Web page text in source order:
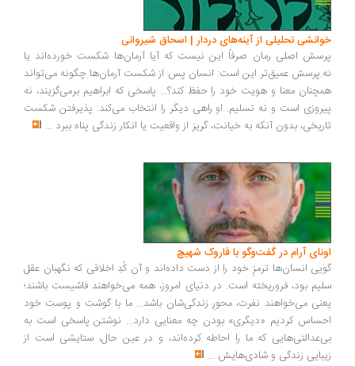
خوانشی تحلیلی از آینه‌های دردار | اسحاق شیروانی
پرسش اصلی رمان صرفاً این نیست که آیا آرمان‌ها شکست خورده‌اند یا
نه.پرسش عمیق‌تر این است: انسان پس از شکست آرمان‌ها چگونه می‌تواند
همچنان معنا و هویت خود را حفظ کند؟... پاسخی که ابراهیم برمی‌گزیند، نه
پیروزی است و نه تسلیم. او راهی دیگر را انتخاب می‌کند: پذیرفتن شکست
تاریخی، بدون آنکه به خیانت، گریز از واقعیت یا انکار زندگی پناه ببرد ...
اونای آرام در گفت‌وگو با فاروک شهیچ‭
گویی انسان‌ها ترمزِ خود را از دست داده‌اند و آن کُدِ اخلاقی که نگهبان عقل
سلیم بود، فروریخته است. در دنیای امروز، همه می‌خواهند فاشیست باشند؛
یعنی می‌خواهند نفرت، محورِ زندگی‌شان باشد... ما با گوشت و پوست خود
احساس کردیم «دیگری» بودن چه معنایی دارد... نوشتن پاسخی است به
بی‌عدالتی‌هایی که ما را احاطه کرده‌اند، و در عین حال، ستایشی است از
زیبایی زندگی و شادی‌هایش ...